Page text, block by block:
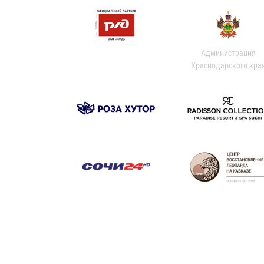
Администрация
Краснодарского